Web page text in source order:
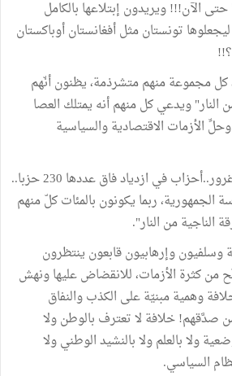
الآن!!! ويريدون إبتلاعها بالكامل
تونستان مثل أفغانستان أوباكستان
كل مجموعة منهم متشرذمة، يظنون أنّهم
النار" ويدعي كل منهم أنه يمتلك العصا
الأزمات الاقتصادية والسياسية
اقتتال.. تشرذم..انقسام..غرور..أحزاب في ازدياد فاق عددها 230 حزبا..
ربما يكونون بالمئات كلّ منهم
الناجية من النار".
وسلفيون وإرهابيون قابعون ينتظرون
من كثرة الأزمات، للانقضاض عليها ونهش
وهمية مبنيّة على الكذب والنفاق
خلافة لا تعترف بالوطن ولا
ولا بالعلم ولا بالنشيد الوطني ولا
السياسي.